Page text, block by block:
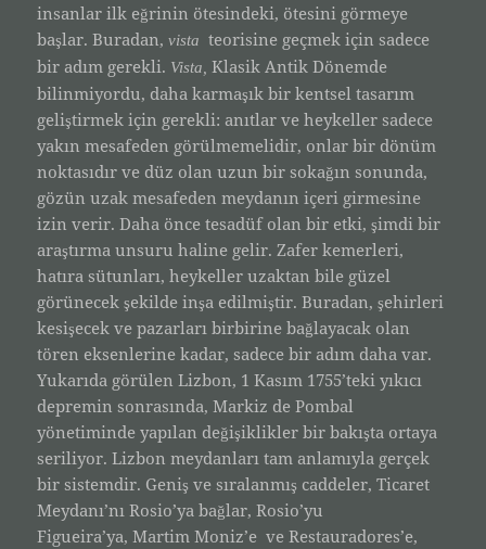
insanlar ilk eğrinin ötesindeki, ötesini görmeye
başlar. Buradan,vista teorisine geçmek için sadece
bir adım gerekli. Vista, Klasik Antik Dönemde
bilinmiyordu, daha karmaşık bir kentsel tasarım
geliştirmek için gerekli: anıtlar ve heykeller sadece
yakın mesafeden görülmemelidir, onlar bir dönüm
noktasıdır ve düz olan uzun bir sokağın sonunda,
gözün uzak mesafeden meydanın içeri girmesine
izin verir. Daha önce tesadüf olan bir etki, şimdi bir
araştırma unsuru haline gelir. Zafer kemerleri,
hatıra sütunları, heykeller uzaktan bile güzel
görünecek şekilde inşa edilmiştir. Buradan, şehirleri
kesişecek ve pazarları birbirine bağlayacak olan
tören eksenlerine kadar, sadece bir adım daha var.
Yukarıda görülen Lizbon, 1 Kasım 1755’teki yıkıcı
depremin sonrasında, Markiz de Pombal
yönetiminde yapılan değişiklikler bir bakışta ortaya
seriliyor. Lizbon meydanları tam anlamıyla gerçek
bir sistemdir. Geniş ve sıralanmış caddeler, Ticaret
Meydanı’nı Rosio’ya bağlar, Rosio’yu
Figueira’ya, Martim Moniz’e ve Restauradores’e,